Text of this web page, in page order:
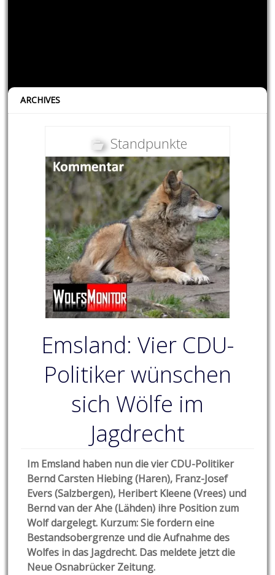
ARCHIVES
Standpunkte
Emsland: Vier CDU-
Politiker wünschen
sich Wölfe im
Jagdrecht
Im Emsland haben nun die vier CDU-Politiker
Bernd Carsten Hiebing (Haren), Franz-Josef
Evers (Salzbergen), Heribert Kleene (Vrees) und
Bernd van der Ahe (Lähden) ihre Position zum
Wolf dargelegt. Kurzum: Sie fordern eine
Bestandsobergrenze und die Aufnahme des
Wolfes in das Jagdrecht. Das meldete jetzt die
Neue Osnabrücker Zeitung.